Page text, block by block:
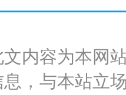
内容为本网
，与本站立